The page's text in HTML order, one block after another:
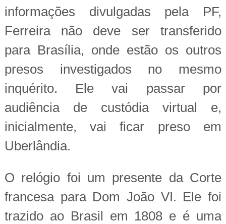
informações divulgadas pela PF,
Ferreira não deve ser transferido
para Brasília, onde estão os outros
presos investigados no mesmo
inquérito. Ele vai passar por
audiência de custódia virtual e,
inicialmente, vai ficar preso em
Uberlândia.
O relógio foi um presente da Corte
francesa para Dom João VI. Ele foi
trazido ao Brasil em 1808 e é uma